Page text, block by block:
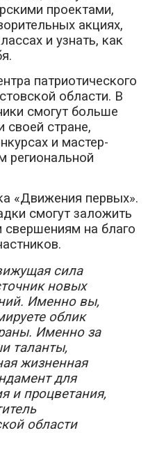
проектами,
акциях,
и узнать, как
патриотического
области. В
смогут больше
своей стране,
и мастер-
региональной
«Движения первых».
смогут заложить
на благо
сила
новых
Именно вы,
облик
Именно за
таланты,
жизненная
для
и процветания,
области